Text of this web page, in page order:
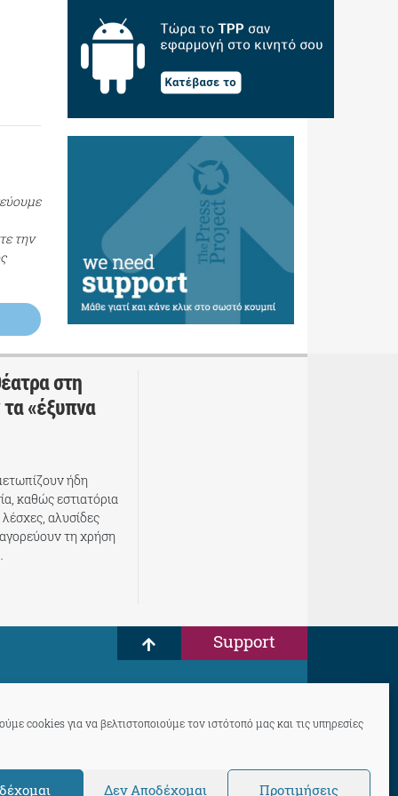
cookies για να βελτιστοποιούμε τον ιστότοπό μας και τις υπηρεσίες
Δεν Αποδέχομαι Προτιμήσεις
την
στη
«έξυπνα
ήδη
καθώς εστιατόρια
αλυσίδες
τη χρήση
Support